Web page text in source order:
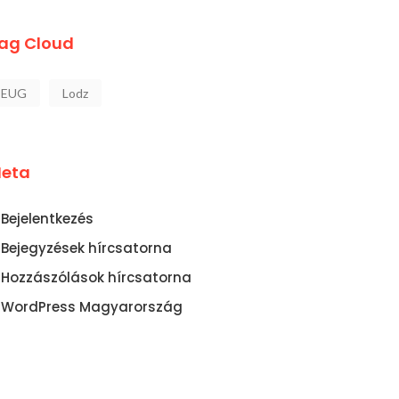
Cloud
EUG Lodz
Bejelentkezés
Bejegyzések hírcsatorna
Hozzászólások hírcsatorna
WordPress Magyarország